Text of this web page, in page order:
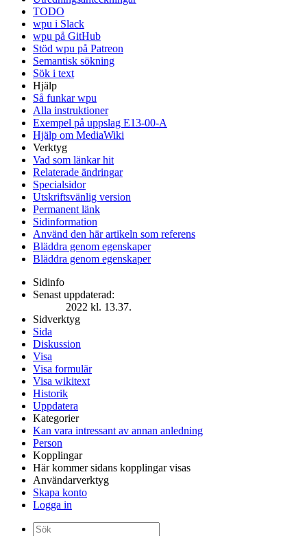
TODO
wpu i Slack
wpu på GitHub
Stöd wpu på Patreon
Semantisk sökning
Sök i text
Hjälp
Så funkar wpu
Alla instruktioner
Exempel på uppslag E13-00-A
Hjälp om MediaWiki
Verktyg
Vad som länkar hit
Relaterade ändringar
Specialsidor
Utskriftsvänlig version
Permanent länk
Sidinformation
Använd den här artikeln som referens
Bläddra genom egenskaper
Bläddra genom egenskaper
Sidinfo
Senast uppdaterad:
2022 kl. 13.37.
Sidverktyg
Sida
Diskussion
Visa
Visa formulär
Visa wikitext
Historik
Uppdatera
Kategorier
Kan vara intressant av annan anledning
Person
Kopplingar
Här kommer sidans kopplingar visas
Användarverktyg
Skapa konto
Logga in